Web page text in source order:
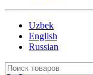
Uzbek
English
Russian